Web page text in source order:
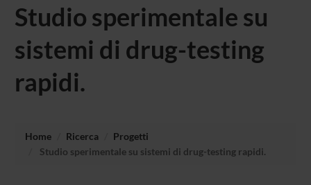
Studio sperimentale su
sistemi di drug-testing
rapidi.
Home Ricerca
Progetti
Studio sperimentale su sistemi di drug-testing rapidi.